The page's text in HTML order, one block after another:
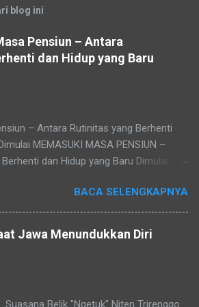
blog ini
Pensiun – Antara
dan Hidup yang Baru
– Antara Rutinitas yang Berhenti
MEMASUKI MASA PENSIUN –
dan Hidup yang Baru Dimulai
berakhir, dan peluang baru untuk
ada yang bisa menghindari waktu.
pegawai akan tiba pada masa yang
di mana rutinitas berhenti, namun
Baca juga: Jasa Pembuatan
Pemula Masa purna tugas seringkali
BACA SELENGKAPNYA
Jawa Menundukkan Diri
Belik "Ngetuk" Niten Trirenggo